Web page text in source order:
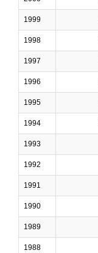
1999
1998
1997
1996
1995
1994
1993
1992
1991
1990
1989
1988